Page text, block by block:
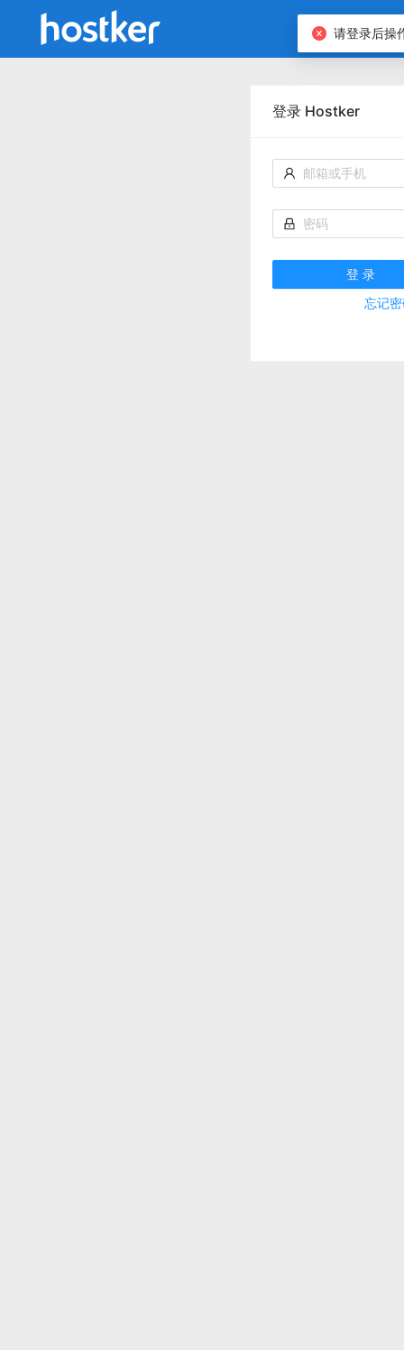
登录 Hostker
登 录
忘记
请登录后操